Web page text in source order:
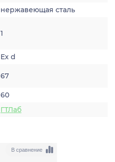
нержавеющая сталь
1
Ex d
67
60
ГТЛаб
В сравнение